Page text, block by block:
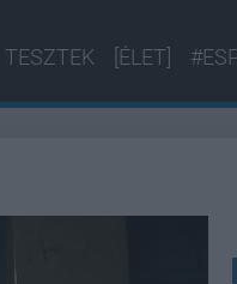
TESZTEK [ÉLET]